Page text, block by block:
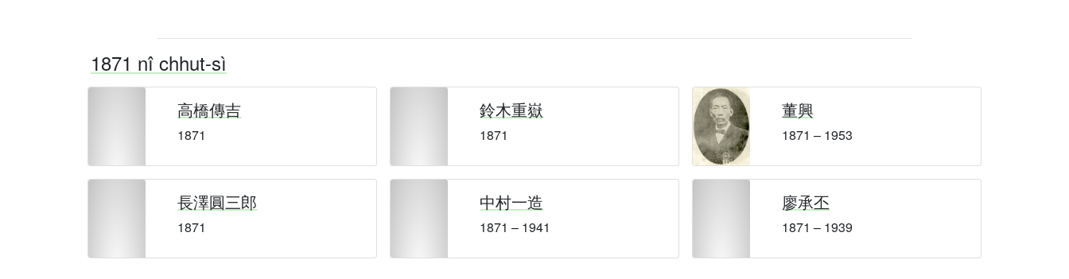
1871 nî chhut-sì
高橋傳吉
1871
鈴木重嶽
1871
董興
1871 – 1953
長澤圓三郎
1871
中村一造
1871 – 1941
廖承丕
1871 – 1939